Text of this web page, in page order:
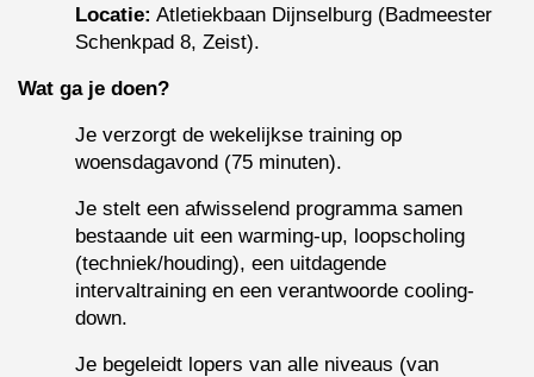
Locatie: Atletiekbaan Dijnselburg (Badmeester
Schenkpad 8, Zeist).
Wat ga je doen?
Je verzorgt de wekelijkse training op
woensdagavond (75 minuten).
Je stelt een afwisselend programma samen
bestaande uit een warming-up, loopscholing
(techniek/houding), een uitdagende
intervaltraining en een verantwoorde cooling-
down.
Je begeleidt lopers van alle niveaus (van